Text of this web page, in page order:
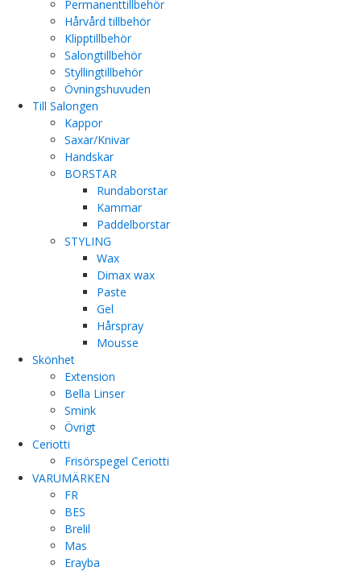
Permanenttillbehör
Hårvård tillbehör
Klipptillbehör
Salongtillbehör
Styllingtillbehör
Övningshuvuden
Till Salongen
Kappor
Saxar/Knivar
Handskar
BORSTAR
Rundaborstar
Kammar
Paddelborstar
STYLING
Wax
Dimax wax
Paste
Gel
Hårspray
Mousse
Skönhet
Extension
Bella Linser
Smink
Övrigt
Ceriotti
Frisörspegel Ceriotti
VARUMÄRKEN
FR
BES
Brelil
Mas
Erayba